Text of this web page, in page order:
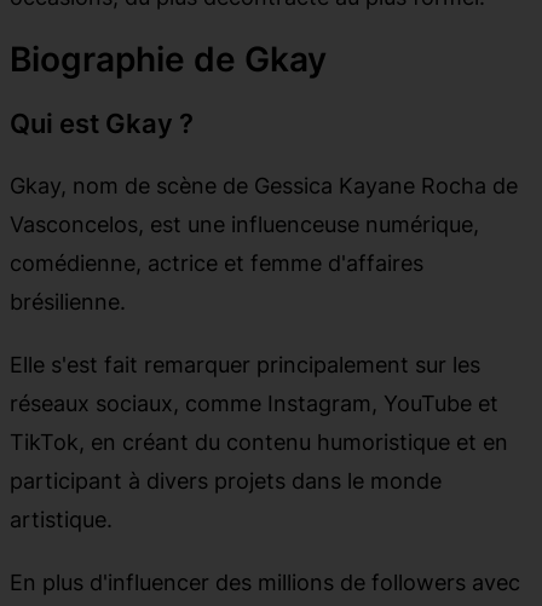
Biographie de Gkay
Qui est Gkay ?
Gkay, nom de scène de Gessica Kayane Rocha de
Vasconcelos, est une influenceuse numérique,
comédienne, actrice et femme d'affaires
brésilienne.
Elle s'est fait remarquer principalement sur les
réseaux sociaux, comme Instagram, YouTube et
TikTok, en créant du contenu humoristique et en
participant à divers projets dans le monde
artistique.
En plus d'influencer des millions de followers avec